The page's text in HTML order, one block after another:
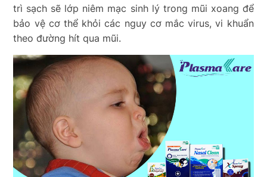
trì sạch sẽ lớp niêm mạc sinh lý trong mũi xoang để
bảo vệ cơ thể khỏi các nguy cơ mắc virus, vi khuẩn
theo đường hít qua mũi.